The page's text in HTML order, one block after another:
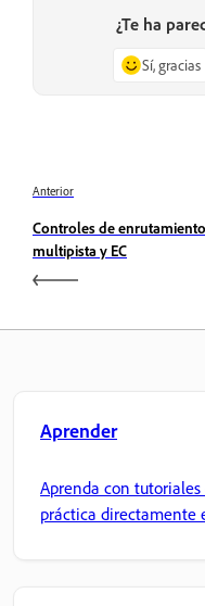
¿Te ha
Sí, gracias
Anterior
Controles de enrutamiento
multipista y EC
Aprender
Aprenda con
práctica directamente